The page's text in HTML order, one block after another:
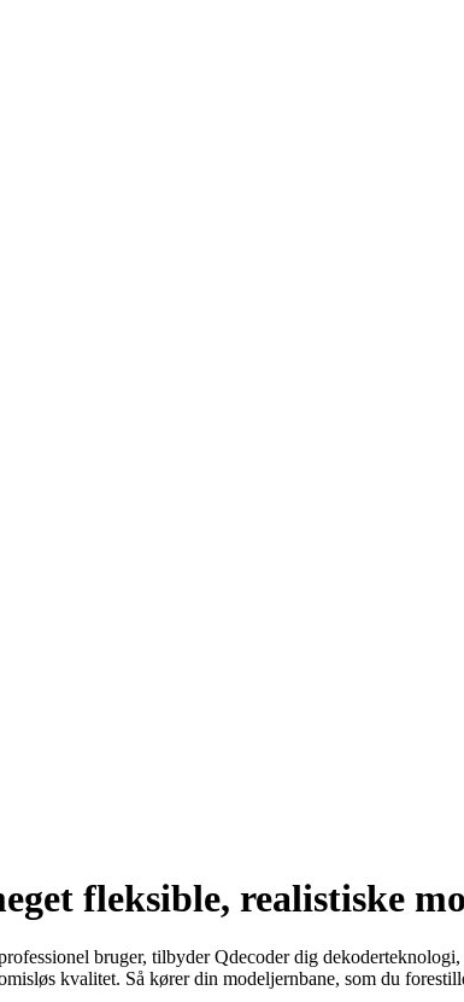
fleksible, realistiske
bruger, tilbyder Qdecoder dig
kvalitet. Så kører din modeljernbane, som du